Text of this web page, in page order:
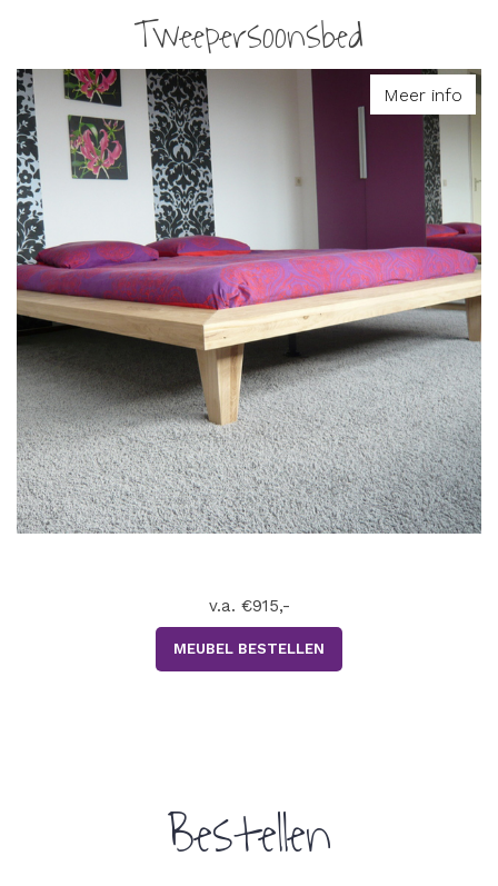
Tweepersoonsbed
Meer info
v.a. €915,-
MEUBEL BESTELLEN
Bestellen